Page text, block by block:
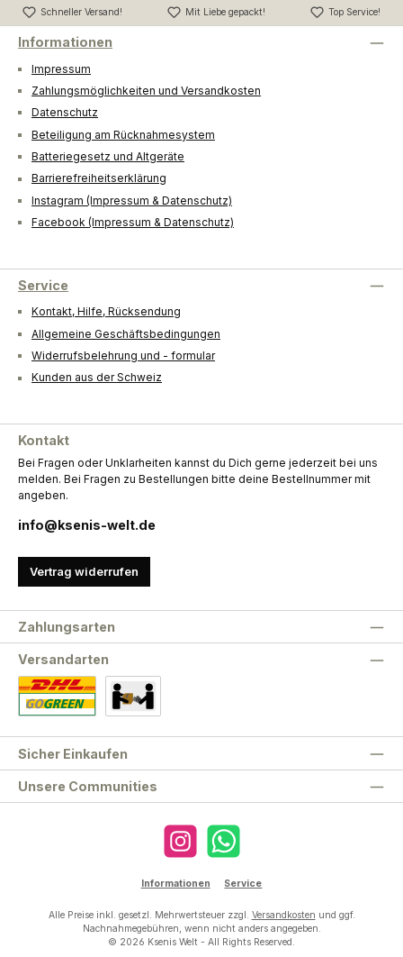
Schneller Versand! Mit Liebe gepackt! Top Service!
Informationen
Impressum
Zahlungsmöglichkeiten und Versandkosten
Datenschutz
Beteiligung am Rücknahmesystem
Batteriegesetz und Altgeräte
Barrierefreiheitserklärung
Instagram (Impressum & Datenschutz)
Facebook (Impressum & Datenschutz)
Service
Kontakt, Hilfe, Rücksendung
Allgemeine Geschäftsbedingungen
Widerrufsbelehrung und - formular
Kunden aus der Schweiz
Kontakt
Bei Fragen oder Unklarheiten kannst du Dich gerne jederzeit bei uns
melden. Bei Fragen zu Bestellungen bitte deine Bestellnummer mit
angeben.
info@ksenis-welt.de
Vertrag widerrufen
Unsere Communities
Zahlungsarten
Versandarten
Sicher Einkaufen
Instagram WhatsApp
Informationen Service
Alle Preise inkl. gesetzl. Mehrwertsteuer zzgl. Versandkosten und ggf.
Nachnahmegebühren, wenn nicht anders angegeben.
© 2026 Ksenis Welt - All Rights Reserved.